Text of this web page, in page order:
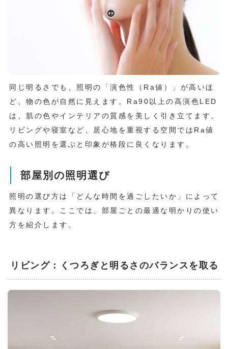
同じ明るさでも、照明の「演色性（Ra値）」が高いほ
ど、物の色が自然に見えます。Ra90以上の高演色LED
は、肌の色やインテリアの質感を美しく引き立てます。
リビングや寝室など、居心地を重視する空間ではRa値
の高い照明を選ぶと印象が格段に良くなります。
部屋別の照明選び
照明の選び方は「どんな時間を過ごしたいか」によって
異なります。ここでは、部屋ごとの最適な明かりの使い
方を紹介します。
リビング：くつろぎと明るさのバランスを取る